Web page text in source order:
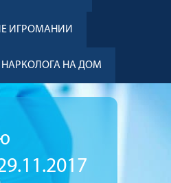
ИГРОМАНИИ
НАРКОЛОГА НА ДОМ